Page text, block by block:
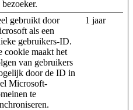
bezoeker.
gebruikt door
als een
gebruikers-ID.
cookie maakt het
van gebruikers
door de ID in
Microsoft-
te
1 jaar